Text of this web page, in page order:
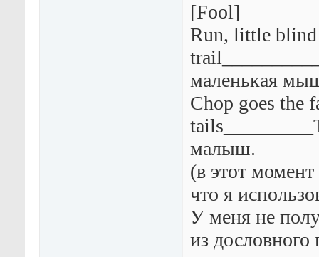
[Fool]
Run, little blind
маленькая
Chop goes the
малыш.
(в этот
что я
У меня не
из дословного